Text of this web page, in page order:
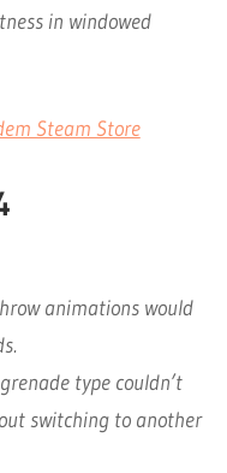
in windowed
Steam Store
animations would
type couldn’t
switching to another